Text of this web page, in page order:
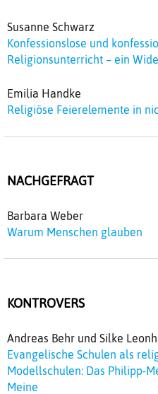
Susanne Schwarz
Konfessionslose und
Religionsunterricht – ein
Emilia Handke
Religiöse Feierelemente in
NACHGEFRAGT
Barbara Weber
Warum Menschen glauben
KONTROVERS
Andreas Behr und Silke
Evangelische Schulen als
Modellschulen: Das Philipp-
Meine